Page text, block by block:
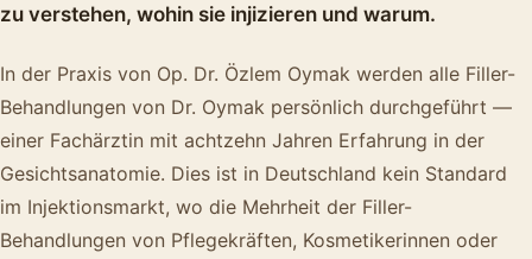
zu verstehen, wohin sie injizieren und warum.
In der Praxis von Op. Dr. Özlem Oymak werden alle Filler-
Behandlungen von Dr. Oymak persönlich durchgeführt —
einer Fachärztin mit achtzehn Jahren Erfahrung in der
Gesichtsanatomie. Dies ist in Deutschland kein Standard
im Injektionsmarkt, wo die Mehrheit der Filler-
Behandlungen von Pflegekräften, Kosmetikerinnen oder